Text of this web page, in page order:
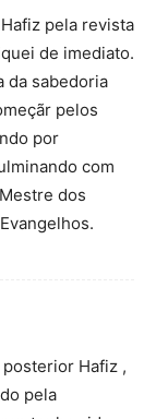
pela revista
de imediato.
da sabedoria
pelos
por
com
dos
Hafiz ,
pela